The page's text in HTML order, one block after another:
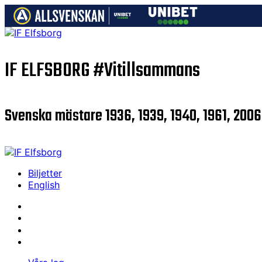
IF ELFSBORG#Vitillsammans
Svenska mästare 1936, 1939, 1940, 1961,
Biljetter
English